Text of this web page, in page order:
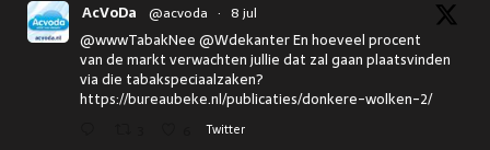
AcVoDa @acvoda · 8 jul
@wwwTabakNee @Wdekanter En hoeveel procent
van de markt verwachten jullie dat zal gaan plaatsvinden
via die tabakspeciaalzaken?
https://bureaubeke.nl/publicaties/donkere-wolken-2/
Twitter